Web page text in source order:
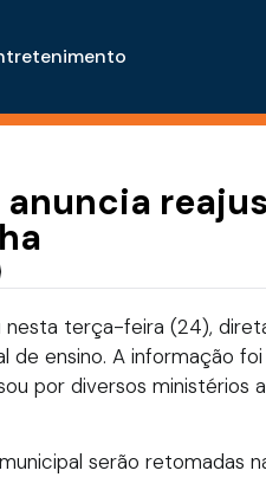
nesta terça-feira (24),
de ensino. A informação
por diversos ministérios
serão retomadas